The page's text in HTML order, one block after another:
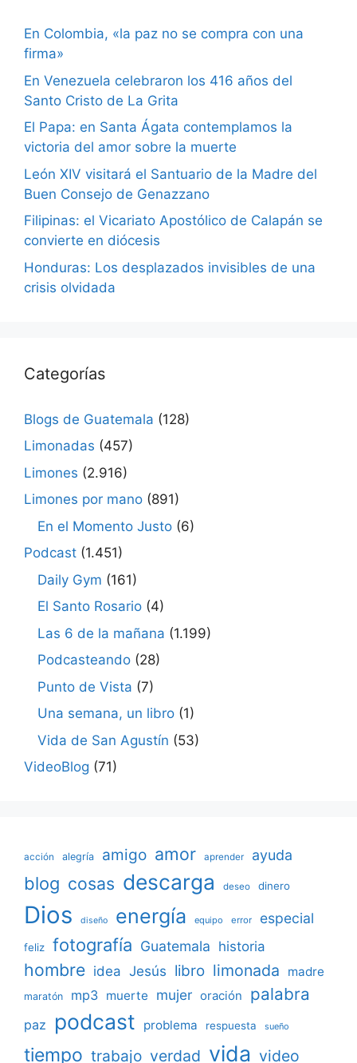
En Colombia, «la paz no se compra con una
firma»
En Venezuela celebraron los 416 años del
Santo Cristo de La Grita
El Papa: en Santa Ágata contemplamos la
victoria del amor sobre la muerte
León XIV visitará el Santuario de la Madre del
Buen Consejo de Genazzano
Filipinas: el Vicariato Apostólico de Calapán se
convierte en diócesis
Honduras: Los desplazados invisibles de una
crisis olvidada
Categorías
Blogs de Guatemala (128)
Limonadas (457)
Limones (2.916)
Limones por mano (891)
En el Momento Justo (6)
Podcast (1.451)
Daily Gym (161)
El Santo Rosario (4)
Las 6 de la mañana (1.199)
Podcasteando (28)
Punto de Vista (7)
Una semana, un libro (1)
Vida de San Agustín (53)
VideoBlog (71)
acción alegría amigo amor aprender ayuda
blog cosas descarga deseo dinero
Dios diseño energía equipo error especial
feliz fotografía Guatemala historia
hombre idea Jesús libro limonada madre
maratón mp3 muerte mujer oración palabra
paz podcast problema respuesta sueño
tiempo trabajo verdad vida video